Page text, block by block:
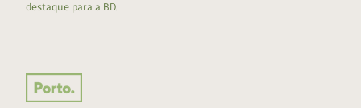
destaque para a BD.